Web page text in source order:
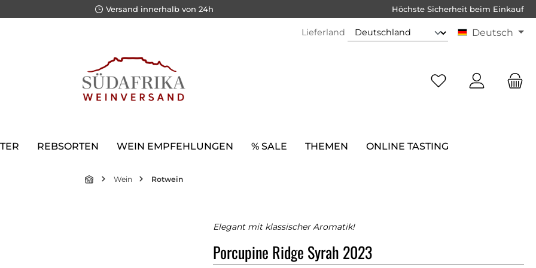
Versand innerhalb von 24h Höchste Sicherheit beim Einkauf
Lieferland Deutsch
REBSORTEN WEIN EMPFEHLUNGEN % SALE THEMEN ONLINE TASTING
Wein Rotwein
Elegant mit klassischer Aromatik!
Porcupine Ridge Syrah 2023